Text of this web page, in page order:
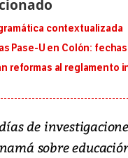
contextualizada
Pase-U en Colón:
reformas al reglamento
de
sobre